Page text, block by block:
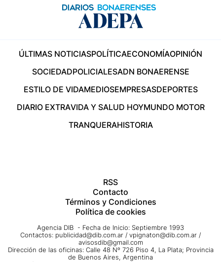
ÚLTIMAS NOTICIASPOLÍTICAECONOMÍAOPINIÓN
SOCIEDADPOLICIALESADN BONAERENSE
ESTILO DE VIDAMEDIOSEMPRESASDEPORTES
DIARIO EXTRAVIDA Y SALUD HOYMUNDO MOTOR
TRANQUERAHISTORIA
RSS
Contacto
Términos y Condiciones
Política de cookies
Agencia DIB - Fecha de Inicio: Septiembre 1993
Contactos: publicidad@dib.com.ar / vpignaton@dib.com.ar /
avisosdib@gmail.com
Dirección de las oficinas: Calle 48 Nº 726 Piso 4, La Plata; Provincia
de Buenos Aires, Argentina